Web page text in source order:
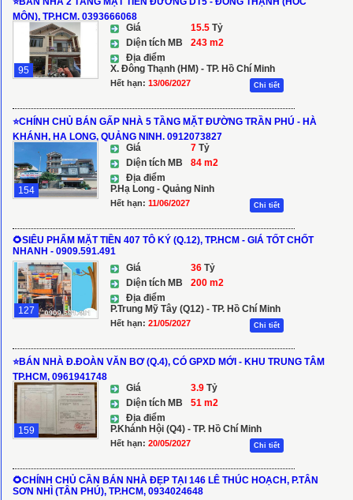
MÔN), TP.HCM. 0393666068
95
Giá 15.5 Tỷ
Diện tích MB
243 m2
Địa điểm
X. Đông Thạnh (HM) - TP. Hồ Chí Minh
Hết hạn: 13/06/2027 Chi tiết
⭐CHÍNH CHỦ BÁN GẤP NHÀ 5 TẦNG MẶT ĐƯỜNG TRẦN PHÚ - HÀ
KHÁNH, HẠ LONG, QUẢNG NINH. 0912073827
154
Giá 7 Tỷ
Diện tích MB
84 m2
Địa điểm
P.Hạ Long - Quảng Ninh
Hết hạn: 11/06/2027 Chi tiết
🌻SIÊU PHẨM MẶT TIỀN 407 TÔ KÝ (Q.12), TP.HCM - GIÁ TỐT CHỐT
NHANH - 0909.591.491
127
Giá 36 Tỷ
Diện tích MB
200 m2
Địa điểm
P.Trung Mỹ Tây (Q12) - TP. Hồ Chí Minh
Hết hạn: 21/05/2027 Chi tiết
⭐BÁN NHÀ Đ.ĐOÀN VĂN BƠ (Q.4), CÓ GPXD MỚI - KHU TRUNG TÂM
TP.HCM, 0961941748
159
Giá 3.9 Tỷ
Diện tích MB
51 m2
Địa điểm
P.Khánh Hội (Q4) - TP. Hồ Chí Minh
Hết hạn: 20/05/2027 Chi tiết
🌻CHÍNH CHỦ CẦN BÁN NHÀ ĐẸP TẠI 146 LÊ THÚC HOẠCH, P.TÂN
SƠN NHÌ (TÂN PHÚ), TP.HCM, 0934024648